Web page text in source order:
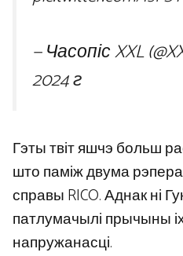
— Часопіс XXL
2024 г
Гэты твіт яшчэ больш
што паміж двума
справы RICO. Аднак ні
патлумачылі прычыны
напружанасці.